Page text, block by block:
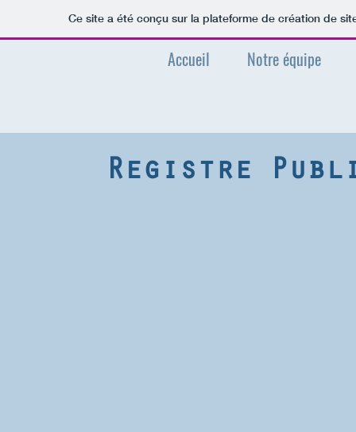
Ce site a été conçu sur la plateforme de création de
Accueil Notre équipe
Registre